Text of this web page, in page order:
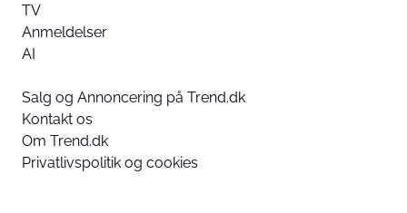
TV
Anmeldelser
AI
Salg og Annoncering på Trend.dk
Kontakt os
Om Trend.dk
Privatlivspolitik og cookies